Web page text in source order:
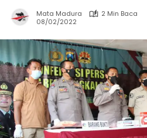
Mata Madura
2 Min Baca
08/02/2022